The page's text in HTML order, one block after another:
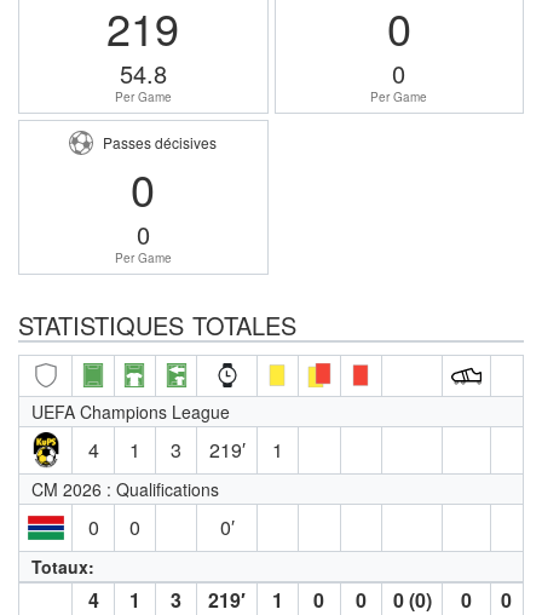
219
54.8
Per Game
0
0
Per Game
Passes décisives
0
0
Per Game
STATISTIQUES TOTALES
UEFA Champions League
4 1 3 219′ 1
CM 2026 : Qualifications
0 0 0′
Totaux:
4 1 3 219′ 1 0 0 0 (0) 0 0